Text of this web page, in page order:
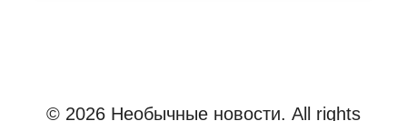
© 2026 Необычные новости. All rights